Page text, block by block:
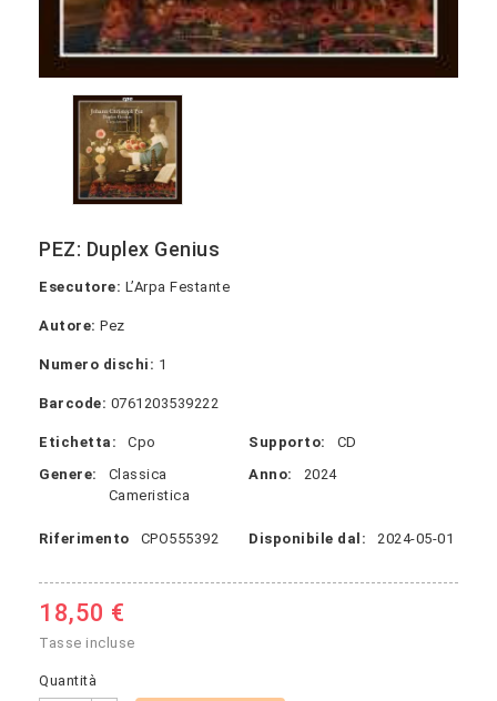
PEZ: Duplex Genius
Esecutore: L’Arpa Festante
Autore: Pez
Numero dischi: 1
Barcode: 0761203539222
Etichetta: Cpo Supporto:
CD
Genere:
Classica
Cameristica
Anno: 2024
Riferimento CPO555392 Disponibile dal: 2024-05-01
18,50 €
Tasse incluse
Quantità